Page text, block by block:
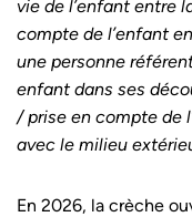
vie de l’enfant entre
compte de l’enfant
une personne
enfant dans ses
/ prise en compte de
avec le milieu
En 2026, la crèche